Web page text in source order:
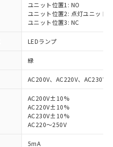
ユニット位置1: NO
ユニット位置2: 点灯ユニット
ユニット位置3: NC
LEDランプ
緑
AC200V、AC220V、AC230V
AC200V±10%
AC220V±10%
AC230V±10%
AC220～250V
5mA